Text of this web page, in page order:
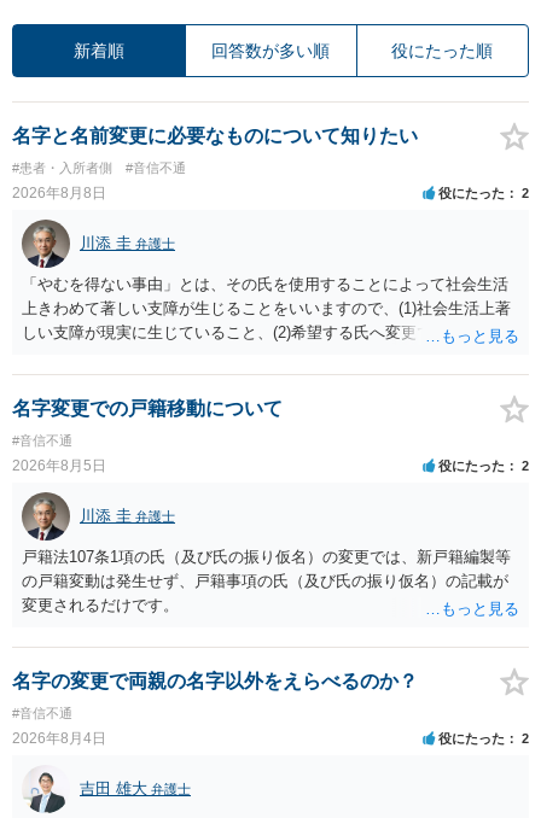
新着順 回答数が多い順 役にたった順
名字と名前変更に必要なものについて知りたい
#患者・入所者側 #音信不通
2026年8月8日 役にたった 2
川添 圭 弁護士
「やむを得ない事由」とは、その氏を使用することによって社会生活
上きわめて著しい支障が生じることをいいますので、(1)社会生活上著
しい支障が現実に生じていること、(2)希望する氏へ変更できればその
できるかどうかがポイントです。 記録中に現れた一切の事情が判断対
象ですので、上記(1)と(2)を説明できる資料は全て（ただし理路整然
に）提出することが必要になります。「フラッシュバック」とのこと
なので、例えば、医学上確立されているPTSDの診断基準に合致した説
明とそれに沿う資料の提出が必要になってくるように思います。 精神
的・心理的な理由の氏変更は様々な意味でハードルがかなり高く、弁
護士へ依頼しても苦労することが強く予想されるところです。、もし
本人申立てをお考えであれば、医学知識はもちろん法律知識も要求さ
れますので、性急な申立てをせず、知識と資料をしっかりと揃えて、
万全の体制で申立てに臨んだ方がよいと思われます。
名字変更での戸籍移動について
#音信不通
2026年8月5日 役にたった 2
川添 圭 弁護士
戸籍法107条1項の氏（及び氏の振り仮名）の変更では、新戸籍編製等
の戸籍変動は発生せず、戸籍事項の氏（及び氏の振り仮名）の記載が
変更されるだけです。
名字の変更で両親の名字以外をえらべるのか？
#音信不通
2026年8月4日 役にたった 2
吉田 雄大 弁護士